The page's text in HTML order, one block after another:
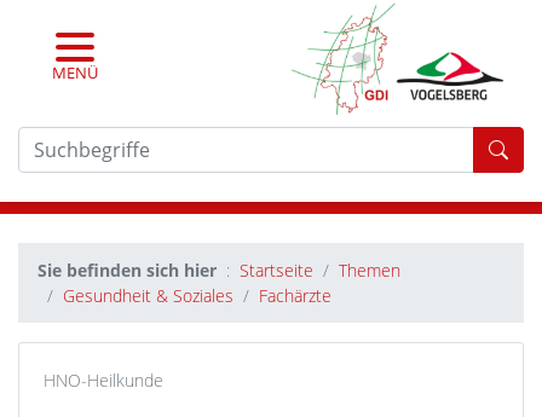
MENÜ
Sie befinden sich hier Startseite
Themen
Gesundheit & Soziales
Fachärzte
HNO-Heilkunde